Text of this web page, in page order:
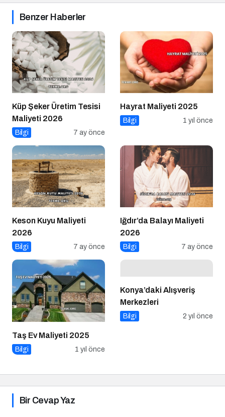
Benzer Haberler
Küp Şeker Üretim Tesisi
Maliyeti 2026
Bilgi 7 ay önce
Hayrat Maliyeti 2025
Bilgi 1 yıl önce
Keson Kuyu Maliyeti
2026
Bilgi 7 ay önce
Iğdır’da Balayı Maliyeti
2026
Bilgi 7 ay önce
Taş Ev Maliyeti 2025
Bilgi 1 yıl önce
Konya’daki Alışveriş
Merkezleri
Bilgi 2 yıl önce
Bir Cevap Yaz